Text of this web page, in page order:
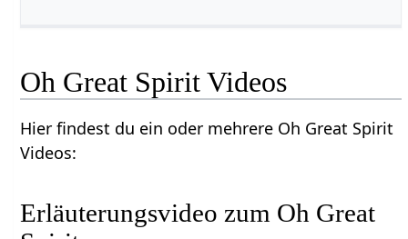
Oh Great Spirit Videos
Hier findest du ein oder mehrere Oh Great Spirit
Videos:
Erläuterungsvideo zum Oh Great